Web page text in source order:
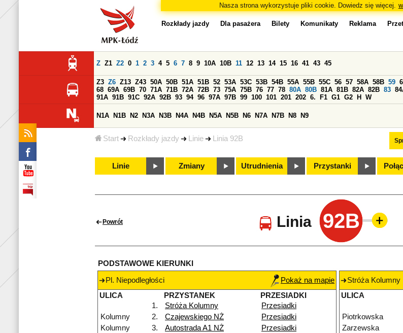
Nasza strona wykorzystuje pliki cookie. Dowiedz się więcej.
Start Rozkłady jazdy Linie Linia 92B
Rozkłady jazdy Dla pasażera Bilety Komunikaty Reklama
Z Z1 Z2 0 1 2 3 4 5 6 7 8 9 10A 10B 11 12 13 14 15 16 41 43 45
Z3 Z6 Z13 Z43 50A 50B 51A 51B 52 53A 53C 53B 54B 55A 55B 55C 56 57 58A 58B 59
68 69A 69B 70 71A 71B 72A 72B 73 75A 75B 76 77 78 80A 80B 81A 81B 82A 82B 83
91A 91B 91C 92A 92B 93 94 96 97A 97B 99 100 101 201 202 6. F1 G1 G2 H W
N1A N1B N2 N3A N3B N4A N4B N5A N5B N6 N7A N7B N8 N9
Linie Zmiany Utrudnienia Przystanki
Powrót Linia 92B
PODSTAWOWE KIERUNKI
Pl. Niepodległości
Pokaż na mapie
ULICA
PRZYSTANEK
PRZESIADKI
1.
Stróża Kolumny
Przesiadki
Kolumny
2. Czajewskiego NŻ
Przesiadki
Kolumny
3. Autostrada A1 NŻ
Przesiadki
Stróża Kolumny
ULICA
Piotrkowska
Zarzewska